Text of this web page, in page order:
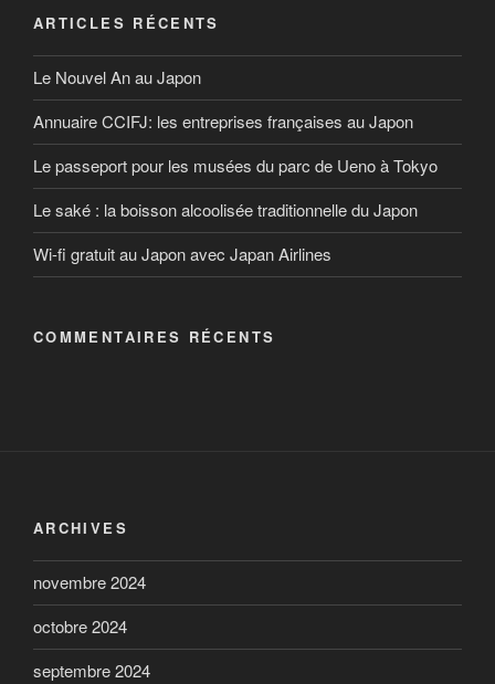
ARTICLES RÉCENTS
Le Nouvel An au Japon
Annuaire CCIFJ: les entreprises françaises au Japon
Le passeport pour les musées du parc de Ueno à Tokyo
Le saké : la boisson alcoolisée traditionnelle du Japon
Wi-fi gratuit au Japon avec Japan Airlines
COMMENTAIRES RÉCENTS
ARCHIVES
novembre 2024
octobre 2024
septembre 2024